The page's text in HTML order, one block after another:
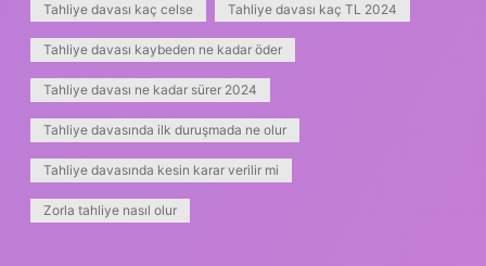
Tahliye davası kaç celse Tahliye davası kaç TL 2024
Tahliye davası kaybeden ne kadar öder
Tahliye davası ne kadar sürer 2024
Tahliye davasında ilk duruşmada ne olur
Tahliye davasında kesin karar verilir mi
Zorla tahliye nasıl olur